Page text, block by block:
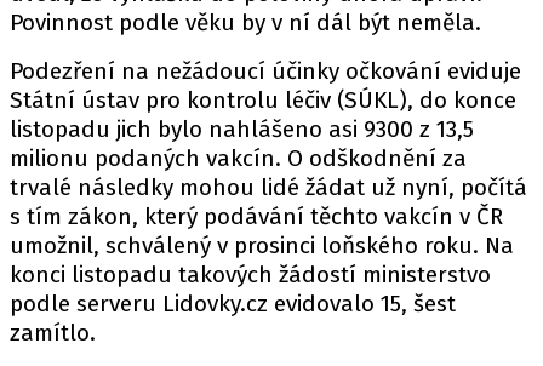
Povinnost podle věku by v ní dál být neměla.
Podezření na nežádoucí účinky očkování eviduje
Státní ústav pro kontrolu léčiv (SÚKL), do konce
listopadu jich bylo nahlášeno asi 9300 z 13,5
milionu podaných vakcín. O odškodnění za
trvalé následky mohou lidé žádat už nyní, počítá
s tím zákon, který podávání těchto vakcín v ČR
umožnil, schválený v prosinci loňského roku. Na
konci listopadu takových žádostí ministerstvo
podle serveru Lidovky.cz evidovalo 15, šest
zamítlo.